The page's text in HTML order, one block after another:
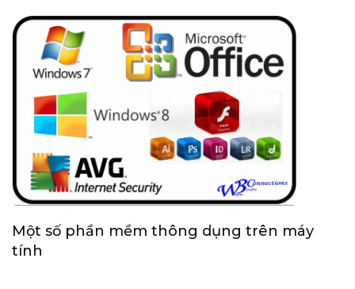
Một số phần mềm thông dụng trên máy
tính